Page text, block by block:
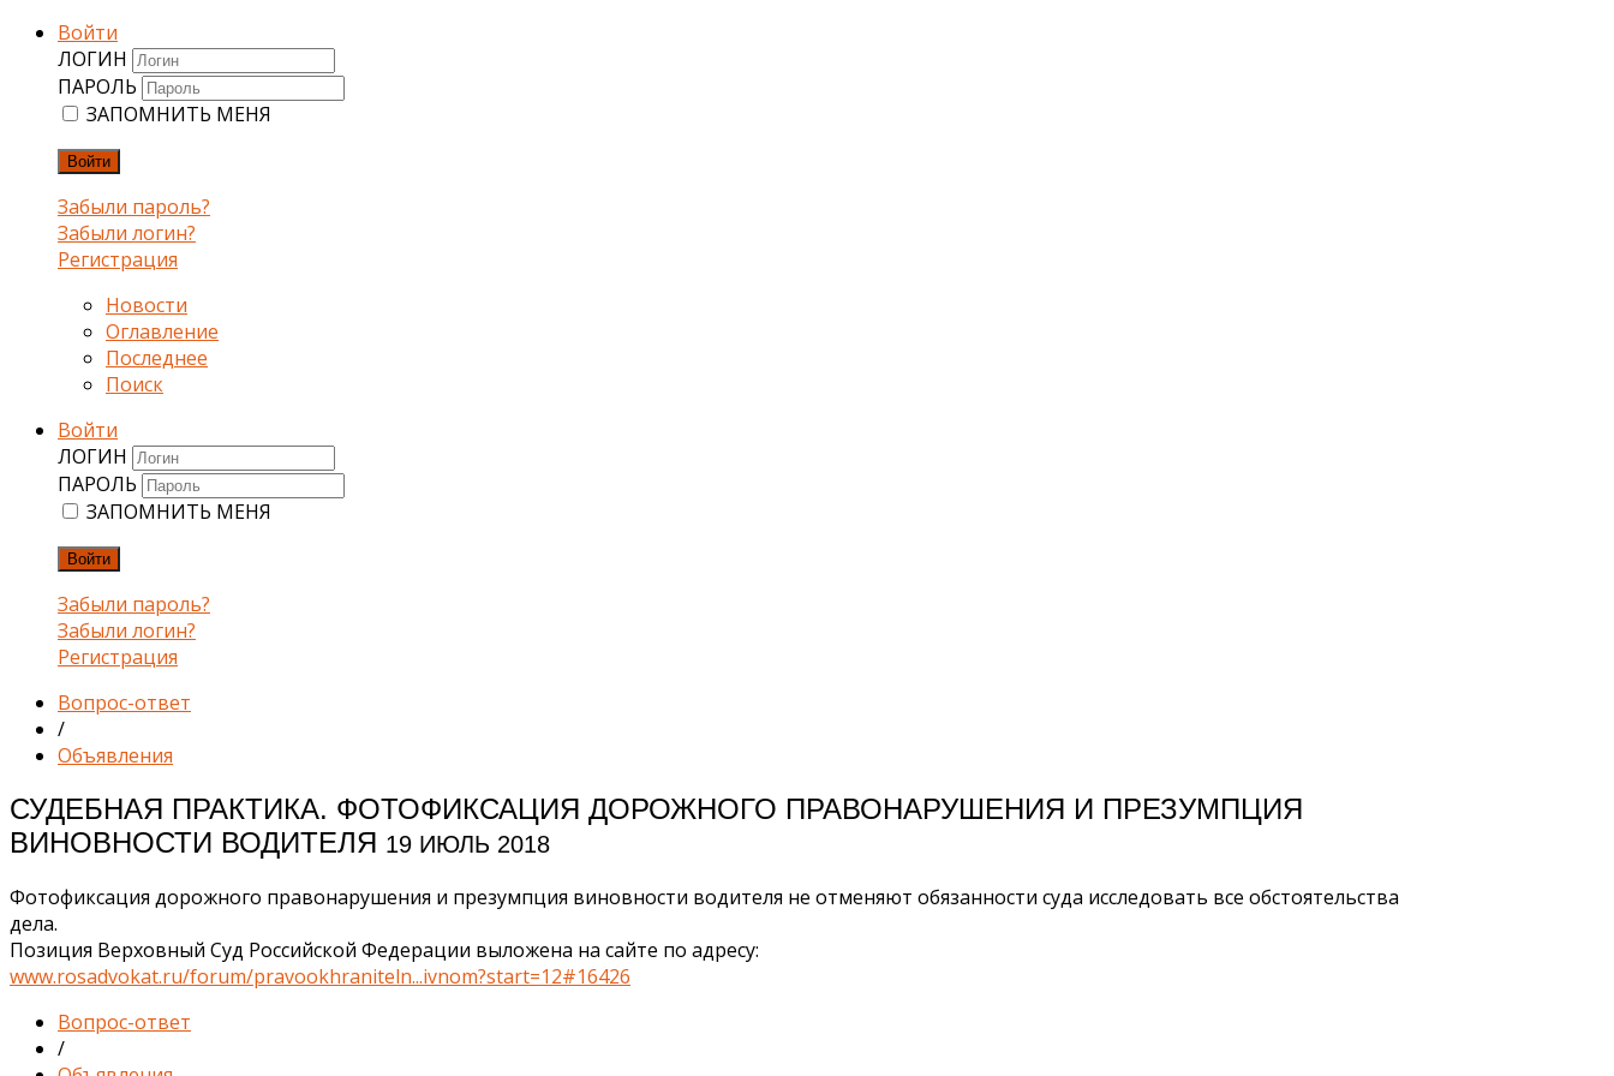
Войти
ЛОГИН
ПАРОЛЬ
ЗАПОМНИТЬ МЕНЯ
Войти
Забыли пароль?
Забыли логин?
Регистрация
Новости
Оглавление
Последнее
Поиск
Войти
ЛОГИН
ПАРОЛЬ
ЗАПОМНИТЬ МЕНЯ
Войти
Забыли пароль?
Забыли логин?
Регистрация
Вопрос-ответ
/
Объявления
СУДЕБНАЯ ПРАКТИКА. ФОТОФИКСАЦИЯ ДОРОЖНОГО ПРАВОНАРУШЕНИЯ И ПРЕЗУМПЦИЯ
ВИНОВНОСТИ ВОДИТЕЛЯ 19 ИЮЛЬ 2018
Фотофиксация дорожного правонарушения и презумпция виновности водителя не отменяют обязанности суда исследовать все обстоятельства
дела.
Позиция Верховный Суд Российской Федерации выложена на сайте по адресу:
www.rosadvokat.ru/forum/pravookhraniteln...ivnom?start=12#16426
Вопрос-ответ
/